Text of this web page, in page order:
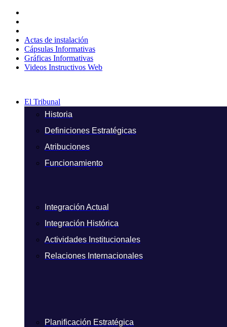
contenido
Actas de instalación
Cápsulas Informativas
Gráficas Informativas
Videos Instructivos Web
El Tribunal
Historia
Definiciones Estratégicas
Atribuciones
Funcionamiento
Integración Actual
Integración Histórica
Actividades Institucionales
Relaciones Internacionales
Planificación Estratégica